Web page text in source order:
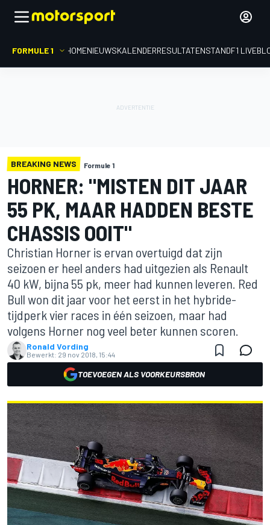
FORMULE 1 HOMENIEUWSKALENDERRESULTATENSTANDF1
BREAKING NEWS Formule 1
HORNER: "MISTEN DIT JAAR
55 PK, MAAR HADDEN BESTE
CHASSIS OOIT"
Christian Horner is ervan overtuigd dat zijn
seizoen er heel anders had uitgezien als Renault
40 kW, bijna 55 pk, meer had kunnen leveren. Red
Bull won dit jaar voor het eerst in het hybride-
tijdperk vier races in één seizoen, maar had
volgens Horner nog veel beter kunnen scoren.
Ronald Vording
Bewerkt: 29 nov 2018, 15:44
TOEVOEGEN ALS VOORKEURSBRON